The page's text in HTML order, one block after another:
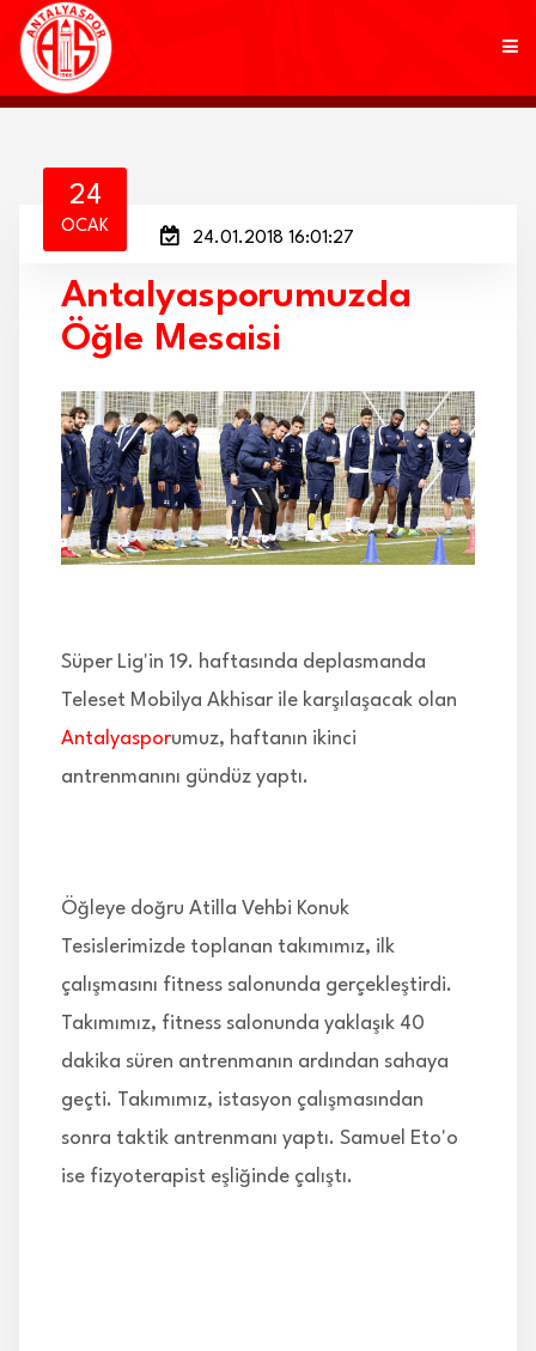
KULÜP
AKADEMİ
MARKALAR
TARAFTAR
BRANŞLAR
HABERLER
24
OCAK
24.01.2018 16:01:27
Antalyasporumuzda
Öğle Mesaisi
Süper Lig'in 19. haftasında deplasmanda
Teleset Mobilya Akhisar ile karşılaşacak olan
Antalyasporumuz, haftanın ikinci
antrenmanını gündüz yaptı.
Öğleye doğru Atilla Vehbi Konuk
Tesislerimizde toplanan takımımız, ilk
çalışmasını fitness salonunda gerçekleştirdi.
Takımımız, fitness salonunda yaklaşık 40
dakika süren antrenmanın ardından sahaya
geçti. Takımımız, istasyon çalışmasından
sonra taktik antrenmanı yaptı. Samuel Eto'o
ise fizyoterapist eşliğinde çalıştı.